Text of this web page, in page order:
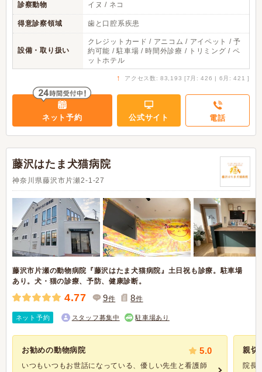
診察動物 イヌ / ネコ
得意診察領域 歯と口腔系疾患
設備・取り扱い
クレジットカード / アニコム / アイペット / 予
約可能 / 駐車場 / 時間外診療 / トリミング / ペ
ットホテル
↑ アクセス数: 83,193 [7月: 426 | 6月: 421 ]
ネット予約 公式サイト 電話
藤沢はたま犬猫病院
神奈川県藤沢市片瀬2-1-27
藤沢市片瀬の動物病院『藤沢はたま犬猫病院』土日祝も診療。駐車場
あり。犬・猫の診療、予防、健康診断。
4.77 9件 8件
ネット予約 スタッフ募集中 駐車場あり
お勧めの動物病院 5.0
いつもいつもお世話になっている、優しい先生と看護師
親切
院長